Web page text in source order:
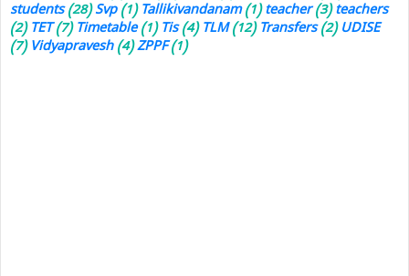
students (28) Svp (1) Tallikivandanam (1) teacher (3) teachers
(2) TET (7) Timetable (1) Tis (4) TLM (12) Transfers (2) UDISE
(7) Vidyapravesh (4) ZPPF (1)